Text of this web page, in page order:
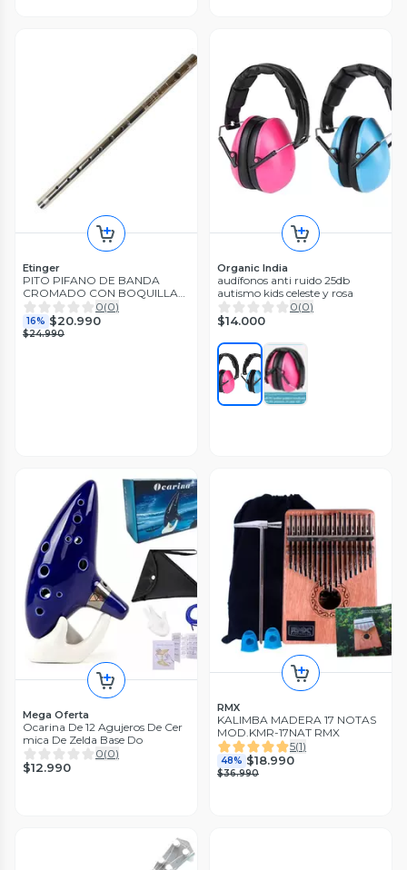
Etinger
PITO PIFANO DE BANDA
CROMADO CON BOQUILLA
MOD.B ETINGER
0(0)
16% $20.990
$24.990
Organic India
audífonos anti ruido 25db
autismo kids celeste y rosa
0(0)
$14.000
Mega Oferta
Ocarina De 12 Agujeros De Cer
mica De Zelda Base Do
0(0)
$12.990
RMX
KALIMBA MADERA 17 NOTAS
MOD.KMR-17NAT RMX
5(1)
48% $18.990
$36.990